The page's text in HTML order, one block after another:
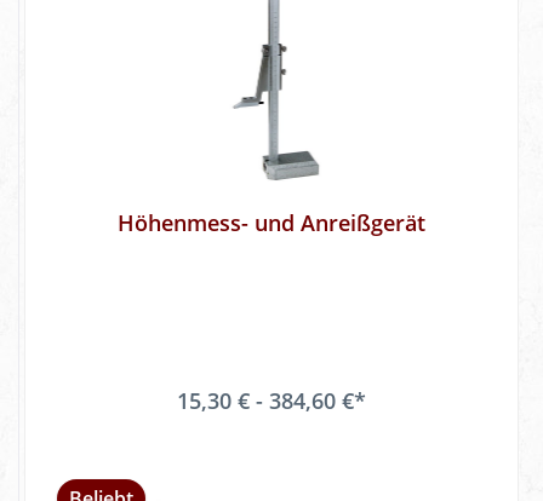
Höhenmess- und Anreißgerät
15,30 € - 384,60 €*